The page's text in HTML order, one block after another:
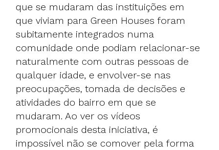
que se mudaram das instituições em
que viviam para Green Houses foram
subitamente integrados numa
comunidade onde podiam relacionar-se
naturalmente com outras pessoas de
qualquer idade, e envolver-se nas
preocupações, tomada de decisões e
atividades do bairro em que se
mudaram. Ao ver os vídeos
promocionais desta iniciativa, é
impossível não se comover pela forma